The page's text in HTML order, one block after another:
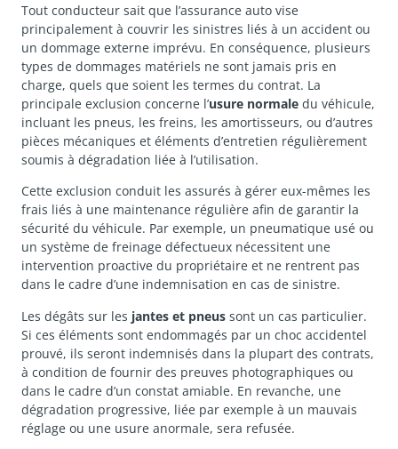
Tout conducteur sait que l’assurance auto vise
principalement à couvrir les sinistres liés à un accident ou
un dommage externe imprévu. En conséquence, plusieurs
types de dommages matériels ne sont jamais pris en
charge, quels que soient les termes du contrat. La
principale exclusion concerne l’usure normale du véhicule,
incluant les pneus, les freins, les amortisseurs, ou d’autres
pièces mécaniques et éléments d’entretien régulièrement
soumis à dégradation liée à l’utilisation.
Cette exclusion conduit les assurés à gérer eux-mêmes les
frais liés à une maintenance régulière afin de garantir la
sécurité du véhicule. Par exemple, un pneumatique usé ou
un système de freinage défectueux nécessitent une
intervention proactive du propriétaire et ne rentrent pas
dans le cadre d’une indemnisation en cas de sinistre.
Les dégâts sur les jantes et pneus sont un cas particulier.
Si ces éléments sont endommagés par un choc accidentel
prouvé, ils seront indemnisés dans la plupart des contrats,
à condition de fournir des preuves photographiques ou
dans le cadre d’un constat amiable. En revanche, une
dégradation progressive, liée par exemple à un mauvais
réglage ou une usure anormale, sera refusée.